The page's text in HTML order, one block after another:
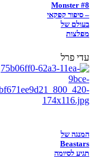
Monster #8
– סיפור קפקאי
בעולם של
מפלצות
עדי פרל
המנגה של
Beastars
תגיע לסיומה